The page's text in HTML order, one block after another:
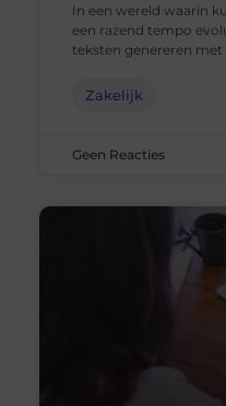
In een wereld waarin
een razend tempo
teksten genereren
Zakelijk
Geen Reacties